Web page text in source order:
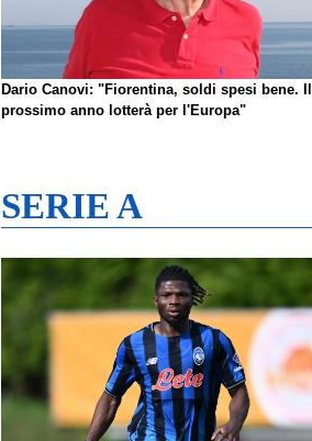
Dario Canovi: "Fiorentina, soldi spesi bene. Il
prossimo anno lotterà per l'Europa"
SERIE A